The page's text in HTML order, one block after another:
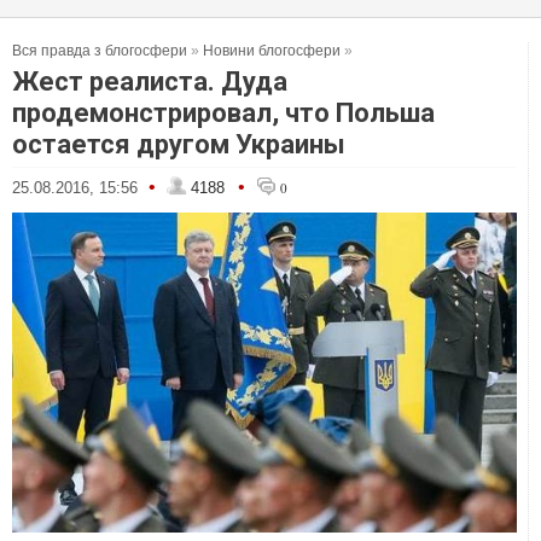
Вся правда з блогосфери » Новини блогосфери »
Жест реалиста. Дуда
продемонстрировал, что Польша
остается другом Украины
25.08.2016, 15:56 • 4188 • 0